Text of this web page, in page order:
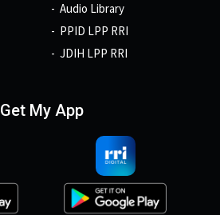
Audio Library
PPID LPP RRI
JDIH LPP RRI
Get My App